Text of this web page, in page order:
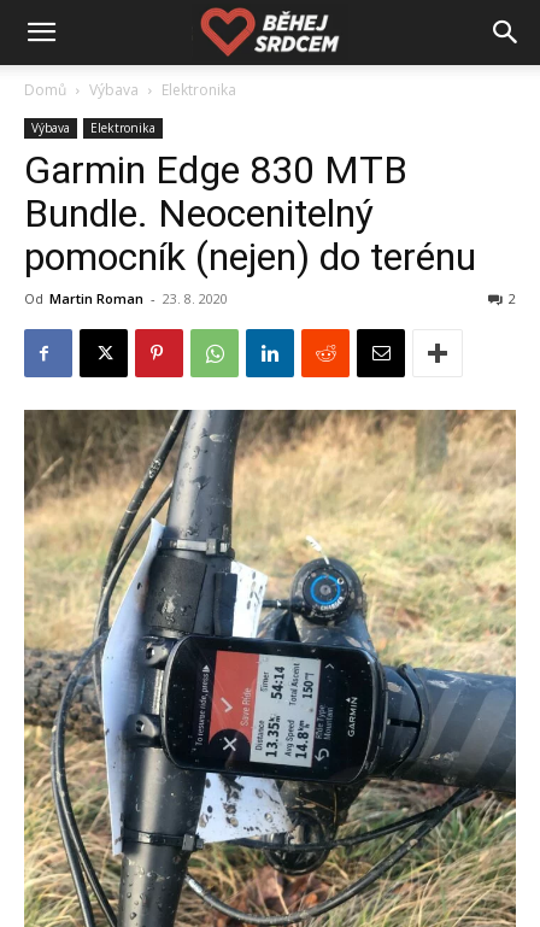
Domů Výbava Elektronika
Výbava Elektronika
Garmin Edge 830 MTB
Bundle. Neocenitelný
pomocník (nejen) do terénu
Od Martin Roman - 23. 8. 2020 2